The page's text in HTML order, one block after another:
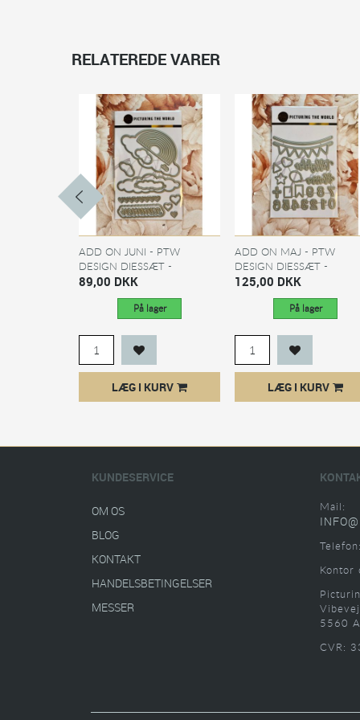
RELATEREDE VARER
ADD ON JUNI - PTW
DESIGN DIESSÆT -
REGNBUE
89,00 DKK
På lager
LÆG I KURV
ADD ON MAJ - PTW
DESIGN DIESSÆT -
TILLYKKE...
125,00 DKK
På lager
LÆG I KURV
KUNDESERVICE
OM OS
BLOG
KONTAKT
HANDELSBETINGELSER
MESSER
Mail:
Kontor
5560
CVR: